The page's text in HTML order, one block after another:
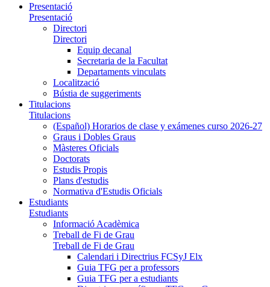
Presentació
Presentació
Directori
Directori
Equip decanal
Secretaria de la Facultat
Departaments vinculats
Localització
Bústia de suggeriments
Titulacions
Titulacions
(Español) Horarios de clase y exámenes curso 2026-27
Graus i Dobles Graus
Màsteres Oficials
Doctorats
Estudis Propis
Plans d'estudis
Normativa d'Estudis Oficials
Estudiants
Estudiants
Informació Acadèmica
Treball de Fi de Grau
Treball de Fi de Grau
Calendari i Directrius FCSyJ Elx
Guia TFG per a professors
Guia TFG per a estudiants